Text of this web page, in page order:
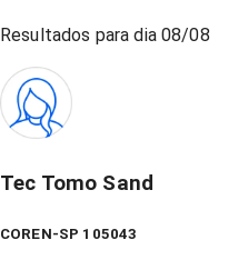
Resultados para dia 08/08
Tec Tomo Sand
COREN-SP 105043